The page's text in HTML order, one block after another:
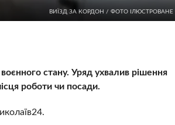
ВИЇЗД ЗА КОРДОН / ФОТО ІЛЮСТРОВАНЕ
стану. Уряд ухвалив рішення
роботи чи посади.